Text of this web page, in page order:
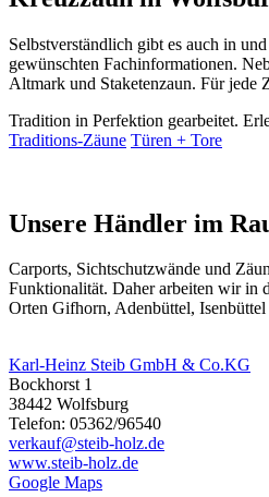
Selbstverständlich gibt es auch in
gewünschten Fachinformationen.
Altmark und Staketenzaun. Für jede
Tradition in Perfektion gearbeitet.
Traditions-Zäune Türen + Tore
Unsere Händler im
Carports, Sichtschutzwände und
Funktionalität. Daher arbeiten wir in
Orten Gifhorn, Adenbüttel,
Karl-Heinz Steib GmbH & Co.KG
Bockhorst 1
38442 Wolfsburg
Telefon: 05362/96540
verkauf@steib-holz.de
www.steib-holz.de
Google Maps